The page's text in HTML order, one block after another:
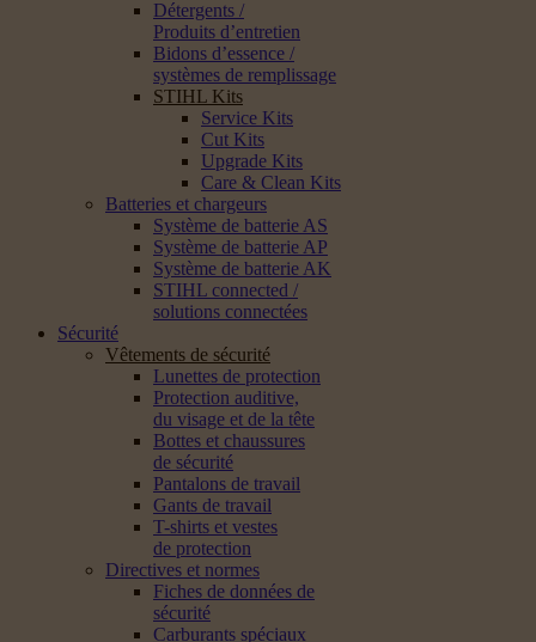
Détergents /
Produits d’entretien
Bidons d’essence /
systèmes de remplissage
STIHL Kits
Service Kits
Cut Kits
Upgrade Kits
Care & Clean Kits
Batteries et chargeurs
Système de batterie AS
Système de batterie AP
Système de batterie AK
STIHL connected /
solutions connectées
Sécurité
Vêtements de sécurité
Lunettes de protection
Protection auditive,
du visage et de la tête
Bottes et chaussures
de sécurité
Pantalons de travail
Gants de travail
T-shirts et vestes
de protection
Directives et normes
Fiches de données de
sécurité
Carburants spéciaux